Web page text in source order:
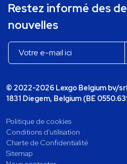
Restez informé des
nouvelles
© 2022-2026 Lexgo Belgium bv/
1831 Diegem, Belgium (BE
Politique de cookies
Conditions d'utilisation
Charte de Confidentialité
Sitemap